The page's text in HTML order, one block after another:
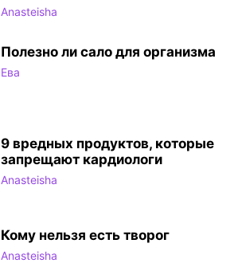
Anasteisha
Полезно ли сало для организма
Ева
9 вредных продуктов, которые
запрещают кардиологи
Anasteisha
Кому нельзя есть творог
Anasteisha